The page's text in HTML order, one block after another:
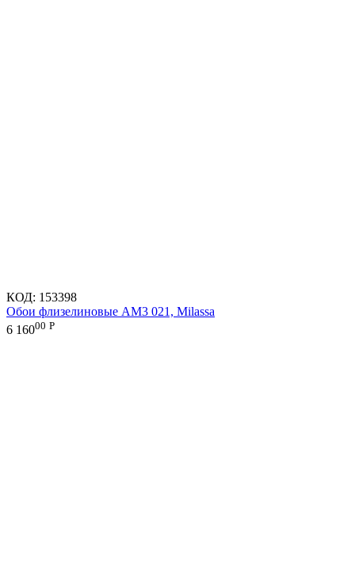
КОД: 153398
Обои флизелиновые AM3 021, Milassa
6 16000 Р